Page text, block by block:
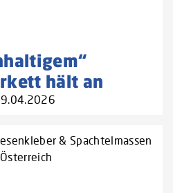
hält an
& Spachtelmassen